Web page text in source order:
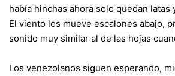
había hinchas ahora solo quedan latas
El viento los mueve escalones abajo,
sonido muy similar al de las hojas
Los venezolanos siguen esperando,